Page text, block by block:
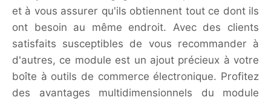
et à vous assurer qu'ils obtiennent tout ce dont ils
ont besoin au même endroit. Avec des clients
satisfaits susceptibles de vous recommander à
d'autres, ce module est un ajout précieux à votre
boîte à outils de commerce électronique. Profitez
des avantages multidimensionnels du module